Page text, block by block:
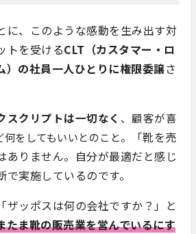
に、このような感動を生み出す対
トを受けるCLT（カスタマー・ロ
の社員一人ひとりに権限委譲さ
スクリプトは一切なく 、顧客が喜
何をしてもいいとのこと。
「靴を売
ありません。自分が最適だと感じ
実施しているのです。
ザッポスは何の会社ですか？」と
たま靴の販売業を営んでいるにす